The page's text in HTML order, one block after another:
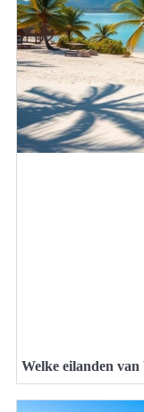
Welke eilanden